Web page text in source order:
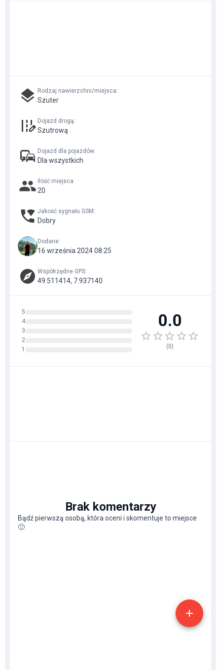
Rodzaj nawierzchni/miejsca:
Szuter
Dojazd drogą:
Szutrową
Dojazd dla pojazdów:
Dla wszystkich
Ilość miejsca:
20
Jakość sygnału GSM :
Dobry
Dodane:
16 września 2024 08:25
Współrzędne GPS:
49.511414, 7.937140
5
4
3
2
1
0.0
(0)
Brak komentarzy
Bądź pierwszą osobą, która oceni i skomentuje to miejsce
🙂